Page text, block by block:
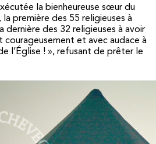
la bienheureuse sœur du
première des 55 religieuses à
dernière des 32 religieuses à avoir
courageusement et avec audace à
l’Église ! », refusant de prêter le